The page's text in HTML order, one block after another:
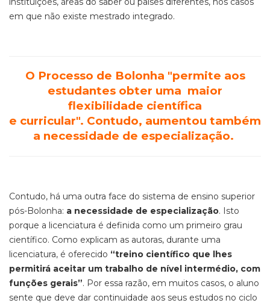
em que não existe mestrado integrado.
O Processo de Bolonha "permite aos
estudantes obter uma maior
flexibilidade científica
e curricular". Contudo, aumentou também
a necessidade de especialização.
Contudo, há uma outra face do sistema de ensino superior
pós-Bolonha: a necessidade de especialização. Isto
porque a licenciatura é definida como um primeiro grau
científico. Como explicam as autoras, durante uma
licenciatura, é oferecido “treino científico que lhes
permitirá aceitar um trabalho de nível intermédio, com
funções gerais”. Por essa razão, em muitos casos, o aluno
sente que deve dar continuidade aos seus estudos no ciclo